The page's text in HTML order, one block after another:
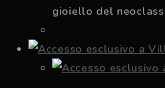
gioiello del